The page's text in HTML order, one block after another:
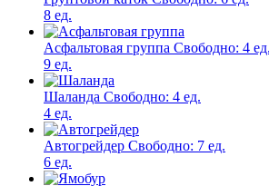
8 ед.
Асфальтовая группа Свободно: 4 ед.
9 ед.
Шаланда Свободно: 4 ед.
4 ед.
Автогрейдер Свободно: 7 ед.
6 ед.